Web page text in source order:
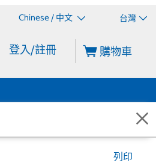
Chinese / 中文 台灣
登入/註冊 購物車
列印